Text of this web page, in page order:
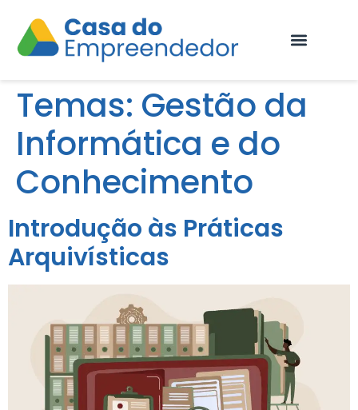
Temas: Gestão da
Informática e do
Conhecimento
Introdução às Práticas
Arquivísticas